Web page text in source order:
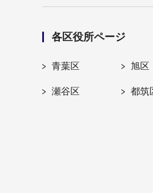
各区役所ページ
青葉区 旭区
瀬谷区 都筑